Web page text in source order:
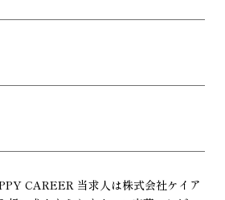
CAREER 当求人は株式会社ケイア